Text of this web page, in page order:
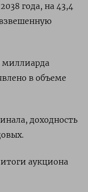
года, на 43,4
миллиарда
в объеме
доходность
аукциона